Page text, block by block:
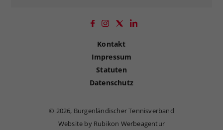
Kontakt
Impressum
Statuten
Datenschutz
© 2026, Burgenländischer Tennisverband
Website by Rubikon Werbeagentur